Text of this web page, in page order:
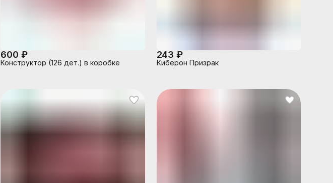
600 ₽
Конструктор (126 дет.) в коробке
243 ₽
Киберон Призрак